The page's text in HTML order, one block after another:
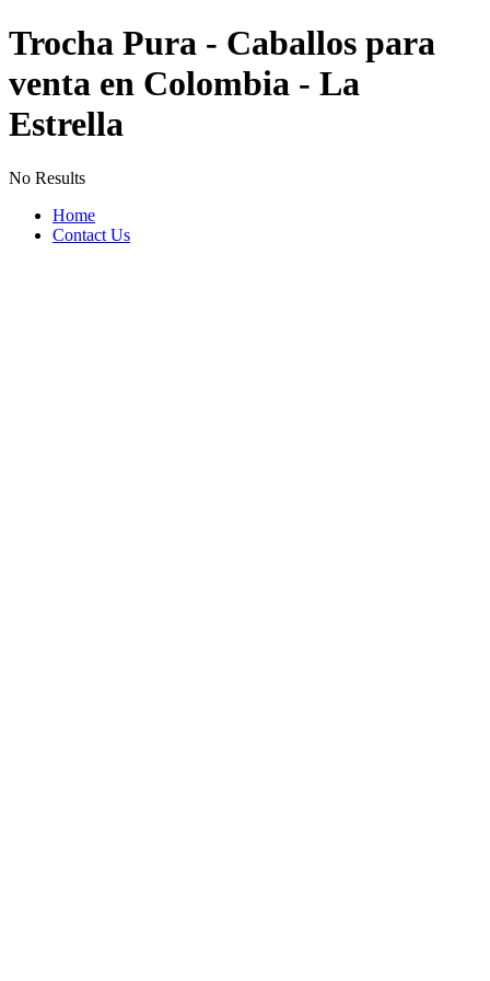
Trocha Pura - Caballos para
venta en Colombia - La
Estrella
No Results
Home
Contact Us